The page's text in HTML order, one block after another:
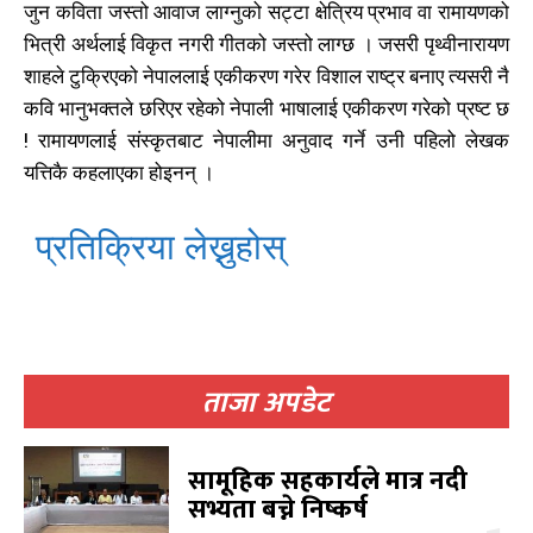
समाचार 1080
मधेश 215
राजनीति 55
फिचर
विशेष
स्वास्थ्य
खेलकूद
विश्व 11
मनोरञ्जन
समाचार 1080
मधेश 215
राजनीति 55
फिचर
विशेष
स्वास्थ्य
खेलकूद
विश्व 11
मनोरञ्जन
ताजा अपडेट
सामूहिक सहकार्यले मात्र नदी
सभ्यता बच्ने निष्कर्ष
जुन कविता जस्तो आवाज लाग्नुको सट्टा क्षेत्रिय प्रभाव वा रामायणको
भित्री अर्थलाई विकृत नगरी गीतको जस्तो लाग्छ । जसरी पृथ्वीनारायण
शाहले टुक्रिएको नेपाललाई एकीकरण गरेर विशाल राष्ट्र बनाए त्यसरी नै
कवि भानुभक्तले छरिएर रहेको नेपाली भाषालाई एकीकरण गरेको प्रष्ट छ
! रामायणलाई संस्कृतबाट नेपालीमा अनुवाद गर्ने उनी पहिलो लेखक
यत्तिकै कहलाएका होइनन् ।
प्रतिक्रिया लेख्नुहोस्